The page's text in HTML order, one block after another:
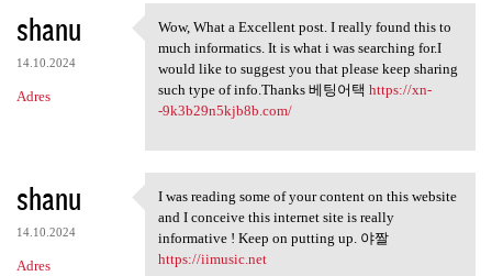
shanu
14.10.2024
Adres
Wow, What a Excellent post. I
Wow, What a Excellent post. I really found this to
much informatics. It is what i was searching for.I
would like to suggest you that please keep sharing
such type of info.Thanks 베팅어택 https://xn-
-9k3b29n5kjb8b.com/
shanu
14.10.2024
Adres
I was reading some of your
I was reading some of your content on this website
and I conceive this internet site is really
informative ! Keep on putting up. 야짤
https://iimusic.net